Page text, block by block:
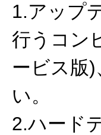
1.アップ
行うコン
ービス版
い。
2.ハード